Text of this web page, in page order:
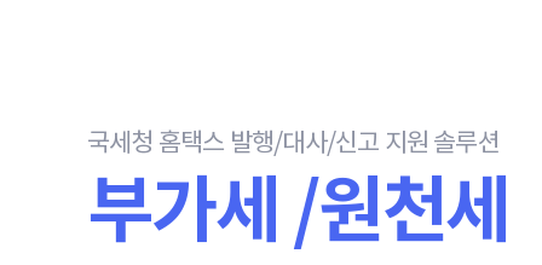
국세청 홈택스 발행/대사/신고 지원 솔루션
부가세 /원천세